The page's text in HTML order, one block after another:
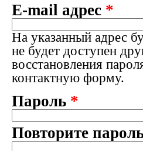
E-mail адрес *
На указанный адрес
не будет доступен
восстановления
контактную форму.
Пароль *
Повторите